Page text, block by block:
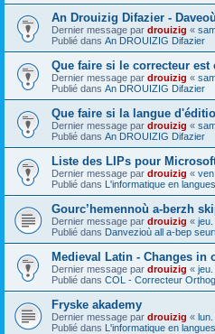
An Drouizig Difazier -
Dernier message par drouizig «
Publié dans An DROUIZIG Difazier
Que faire si le correcteur
Dernier message par drouizig «
Publié dans An DROUIZIG Difazier
Que faire si la langue
Dernier message par drouizig «
Publié dans An DROUIZIG Difazier
Liste des LIPs pour
Dernier message par drouizig «
Publié dans L'informatique en
Gourc’hemennoù a-berzh
Dernier message par drouizig «
Publié dans Danvezioù all a-bep
Medieval Latin - Changes in
Dernier message par drouizig «
Publié dans COL - Correcteur
Fryske akademy
Dernier message par drouizig «
Publié dans L'informatique en